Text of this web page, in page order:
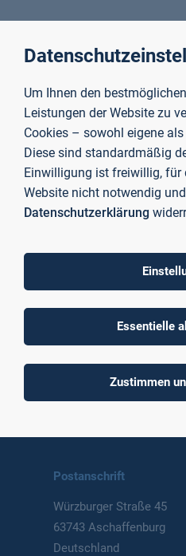
Technische
Aschaffenburg
Postanschrift
Würzburger Straße 45
63743 Aschaffenburg
Deutschland
Um Ihnen den
Leistungen der Website zu
Cookies – sowohl eigene
Diese sind standardmäßig
Einwilligung ist freiwillig, für
Website nicht notwendig
Datenschutzerklärung
Essentielle
Zustimmen